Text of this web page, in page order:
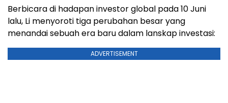
Berbicara di hadapan investor global pada 10 Juni
lalu, Li menyoroti tiga perubahan besar yang
menandai sebuah era baru dalam lanskap investasi:
ADVERTISEMENT